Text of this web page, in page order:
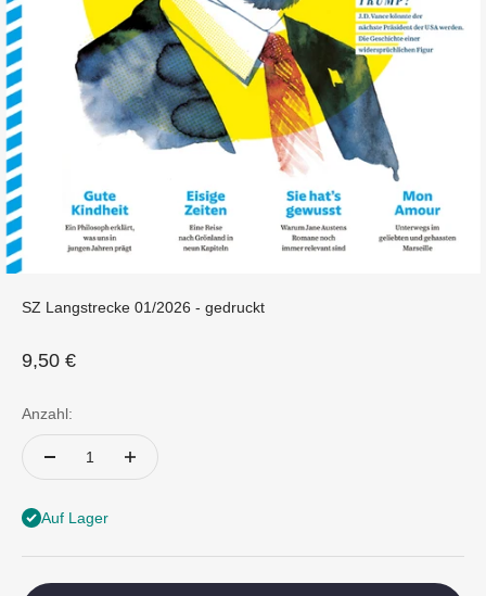
SZ Langstrecke 01/2026 - gedruckt
Angebot
9,50 €
Anzahl:
Auf Lager